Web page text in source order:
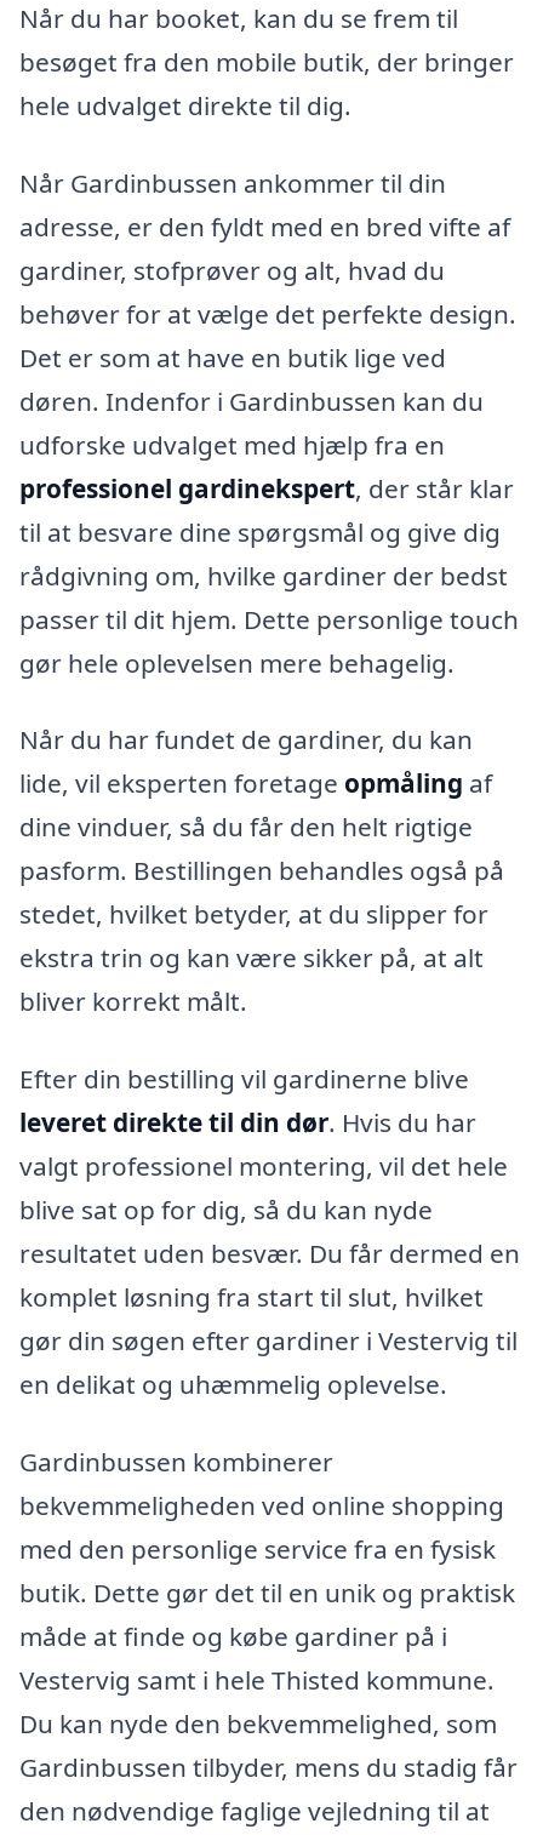
Når du har booket, kan du se frem til
besøget fra den mobile butik, der bringer
hele udvalget direkte til dig.
Når Gardinbussen ankommer til din
adresse, er den fyldt med en bred vifte af
gardiner, stofprøver og alt, hvad du
behøver for at vælge det perfekte design.
Det er som at have en butik lige ved
døren. Indenfor i Gardinbussen kan du
udforske udvalget med hjælp fra en
professionel gardinekspert, der står klar
til at besvare dine spørgsmål og give dig
rådgivning om, hvilke gardiner der bedst
passer til dit hjem. Dette personlige touch
gør hele oplevelsen mere behagelig.
Når du har fundet de gardiner, du kan
lide, vil eksperten foretage opmåling af
dine vinduer, så du får den helt rigtige
pasform. Bestillingen behandles også på
stedet, hvilket betyder, at du slipper for
ekstra trin og kan være sikker på, at alt
bliver korrekt målt.
Efter din bestilling vil gardinerne blive
leveret direkte til din dør. Hvis du har
valgt professionel montering, vil det hele
blive sat op for dig, så du kan nyde
resultatet uden besvær. Du får dermed en
komplet løsning fra start til slut, hvilket
gør din søgen efter gardiner i Vestervig til
en delikat og uhæmmelig oplevelse.
Gardinbussen kombinerer
bekvemmeligheden ved online shopping
med den personlige service fra en fysisk
butik. Dette gør det til en unik og praktisk
måde at finde og købe gardiner på i
Vestervig samt i hele Thisted kommune.
Du kan nyde den bekvemmelighed, som
Gardinbussen tilbyder, mens du stadig får
den nødvendige faglige vejledning til at